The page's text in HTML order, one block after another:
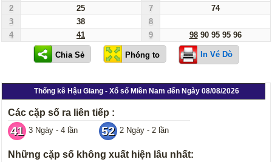
2
25 7
74
3
38
8
4
41 9 98 90 95 95 96
In Vé Dò
Thống kê Hậu Giang - Xổ số Miền Nam đến Ngày 08/08/2026
Các cặp số ra liên tiếp :
41 3 Ngày - 4 lần 52 2 Ngày - 2 lần
Những cặp số không xuất hiện lâu nhất: